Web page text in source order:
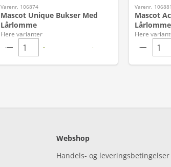
Varenr. 106874
Mascot Unique Bukser Med
Lårlomme
Flere varianter
Varenr.
Mascot
Lårlomme
Flere
Webshop
Handels- og leveringsbetingelser